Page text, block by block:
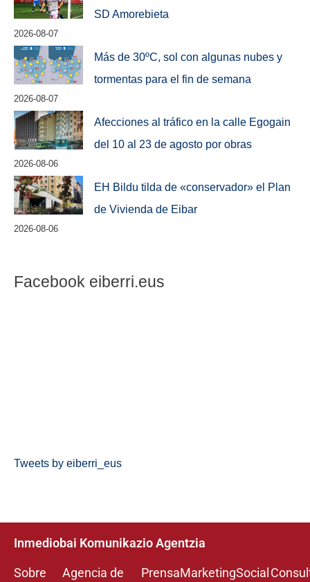
SD Amorebieta
2026-08-07
Más de 30ºC, sol con algunas nubes y
tormentas para el fin de semana
2026-08-07
Afecciones al tráfico en la calle Egogain
del 10 al 23 de agosto por obras
2026-08-06
EH Bildu tilda de «conservador» el Plan
de Vivienda de Eibar
2026-08-06
Facebook eiberri.eus
Tweets by eiberri_eus
Inmediobai Komunikazio Agentzia
Sobre
Agencia de
PrensaMarketingSocial